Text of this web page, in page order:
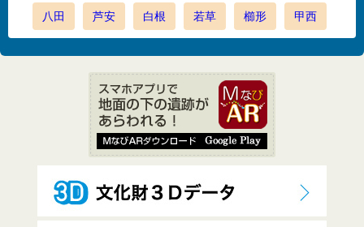
八田 芦安 白根 若草 櫛形 甲西